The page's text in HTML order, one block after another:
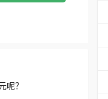
呢？